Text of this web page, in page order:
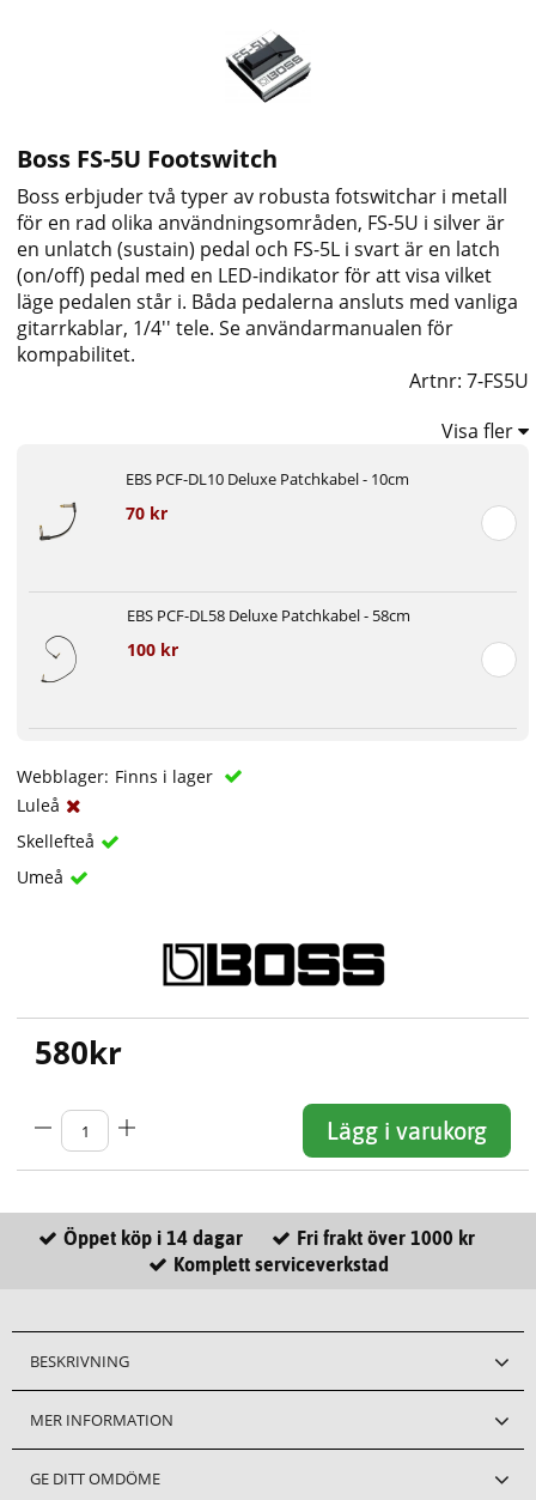
Boss FS-5U Footswitch
Boss erbjuder två typer av robusta fotswitchar i metall
för en rad olika användningsområden, FS-5U i silver är
en unlatch (sustain) pedal och FS-5L i svart är en latch
(on/off) pedal med en LED-indikator för att visa vilket
läge pedalen står i. Båda pedalerna ansluts med vanliga
gitarrkablar, 1/4'' tele. Se användarmanualen för
kompabilitet.
Artnr:7-FS5U
Visa fler
EBS PCF-DL10 Deluxe Patchkabel - 10cm
70 kr
EBS PCF-DL58 Deluxe Patchkabel - 58cm
100 kr
Webblager: Finns i lager
Luleå
Skellefteå
Umeå
580kr
Lägg i varukorg
Öppet köp i 14 dagar
Fri frakt över 1000 kr
Komplett serviceverkstad
BESKRIVNING
MER INFORMATION
GE DITT OMDÖME